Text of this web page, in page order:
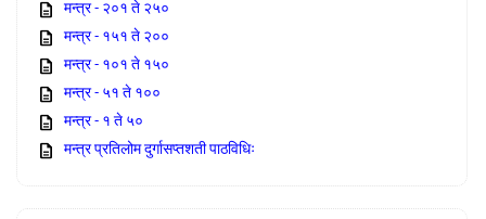
मन्त्र - २०१ ते २५०
मन्त्र - १५१ ते २००
मन्त्र - १०१ ते १५०
मन्त्र - ५१ ते १००
मन्त्र - १ ते ५०
मन्त्र प्रतिलोम दुर्गासप्तशती पाठविधिः